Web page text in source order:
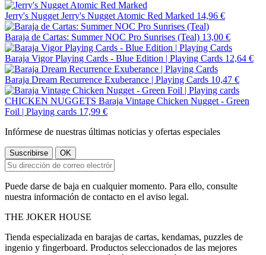
Jerry's Nugget Jerry's Nugget Atomic Red Marked 14,96 €
Baraja de Cartas: Summer NOC Pro Sunrises (Teal) 13,00 €
Baraja Vigor Playing Cards - Blue Edition | Playing Cards 12,64 €
Baraja Dream Recurrence Exuberance | Playing Cards 10,47 €
CHICKEN NUGGETS Baraja Vintage Chicken Nugget - Green
Foil | Playing cards 17,99 €
Infórmese de nuestras últimas noticias y ofertas especiales
Puede darse de baja en cualquier momento. Para ello, consulte
nuestra información de contacto en el aviso legal.
THE JOKER HOUSE
Tienda especializada en barajas de cartas, kendamas, puzzles de
ingenio y fingerboard. Productos seleccionados de las mejores